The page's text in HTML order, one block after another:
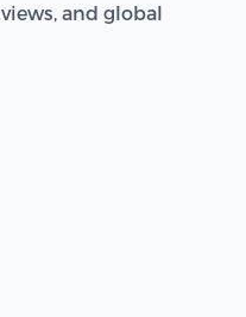
and global